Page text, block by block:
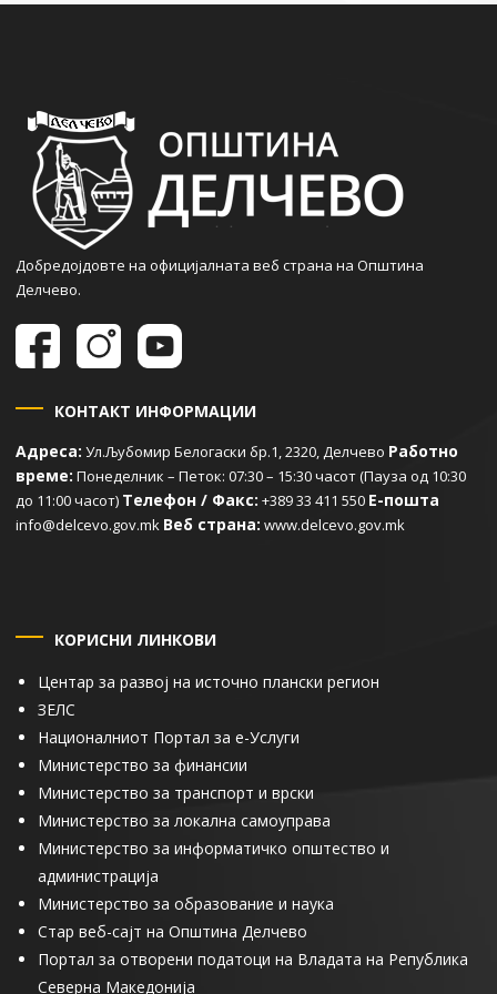
Добредојдовте на официјалната веб страна на Општина
Делчево.
КОНТАКТ ИНФОРМАЦИИ
Адреса: Ул.Љубомир Белогаски бр.1, 2320, Делчево Работно
време: Понеделник – Петок: 07:30 – 15:30 часот (Пауза од 10:30
до 11:00 часот) Телефон / Факс: +389 33 411 550 Е-пошта
info@delcevo.gov.mk Веб страна: www.delcevo.gov.mk
КОРИСНИ ЛИНКОВИ
Центар за развој на источно плански регион
ЗЕЛС
Националниот Портал за е-Услуги
Министерство за финансии
Министерство за транспорт и врски
Министерство за локална самоуправа
Министерство за информатичко општество и
администрација
Министерство за образование и наука
Стар веб-сајт на Општина Делчево
Портал за отворени податоци на Владата на Република
Северна Македонија